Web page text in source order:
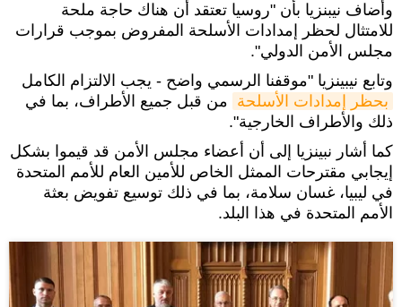
وأضاف نيبنزيا بأن "روسيا تعتقد أن هناك حاجة ملحة
للامتثال لحظر إمدادات الأسلحة المفروض بموجب قرارات
مجلس الأمن الدولي".
وتابع نيبينزيا "موقفنا الرسمي واضح - يجب الالتزام الكامل
بحظر إمدادات الأسلحة من قبل جميع الأطراف، بما في
ذلك والأطراف الخارجية".
كما أشار نبينزيا إلى أن أعضاء مجلس الأمن قد قيموا بشكل
إيجابي مقترحات الممثل الخاص للأمين العام للأمم المتحدة
في ليبيا، غسان سلامة، بما في ذلك توسيع تفويض بعثة
الأمم المتحدة في هذا البلد.